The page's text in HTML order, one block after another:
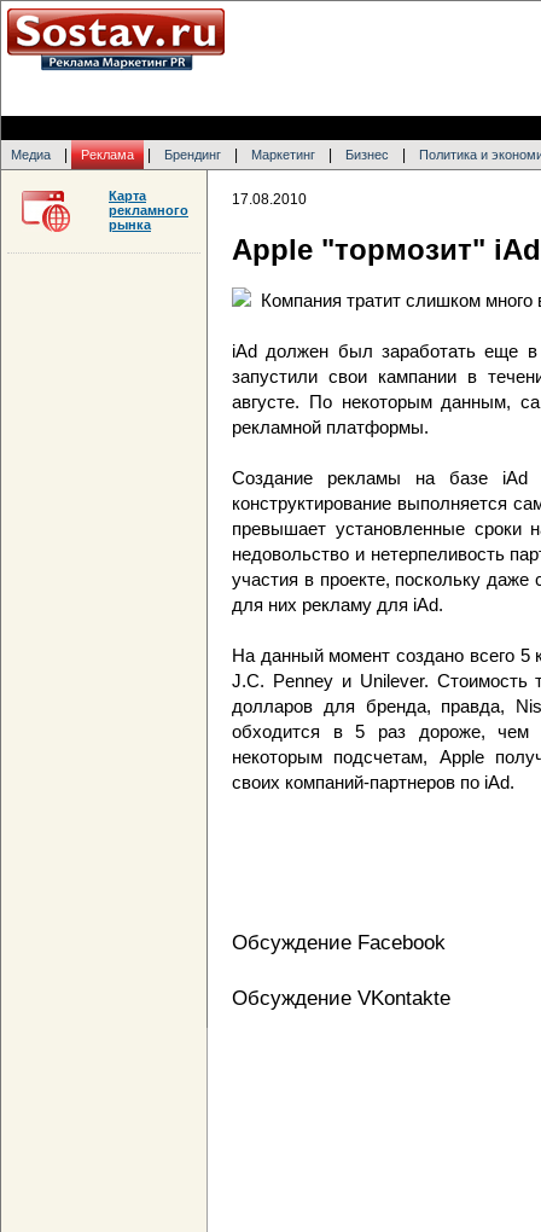
Медиа Реклама Брендинг Маркетинг Бизнес Политика и
17.08.2010
Apple "тормозит" iAd
Компания тратит слишком много
iAd должен был заработать еще
запустили свои кампании в
августе. По некоторым данным,
рекламной платформы.
Создание рекламы на базе iAd
конструктирование выполняется
превышает установленные
недовольство и нетерпеливость
участия в проекте, поскольку
для них рекламу для iAd.
На данный момент создано всего 5
J.C. Penney и Unilever. Стоимость
долларов для бренда, правда,
обходится в 5 раз дороже, чем
некоторым подсчетам, Apple
своих компаний-партнеров по iAd.
Обсуждение Facebook
Обсуждение VKontakte
Карта
рекламного
рынка